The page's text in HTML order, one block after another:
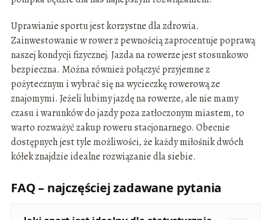
Uprawianie sportu jest korzystne dla zdrowia.
Zainwestowanie w rower z pewnością zaprocentuje poprawą
naszej kondycji fizycznej. Jazda na rowerze jest stosunkowo
bezpieczna. Można również połączyć przyjemne z
pożytecznym i wybrać się na wycieczkę rowerową ze
znajomymi. Jeżeli lubimy jazdę na rowerze, ale nie mamy
czasu i warunków do jazdy poza zatłoczonym miastem, to
warto rozważyć zakup roweru stacjonarnego. Obecnie
dostępnych jest tyle możliwości, że każdy miłośnik dwóch
kółek znajdzie idealne rozwiązanie dla siebie.
FAQ – najczęściej zadawane pytania